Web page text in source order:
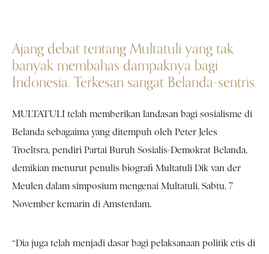
Ajang debat tentang Multatuli yang tak
banyak membahas dampaknya bagi
Indonesia. Terkesan sangat Belanda-sentris.
MULTATULI telah memberikan landasan bagi sosialisme di
Belanda sebagaima yang ditempuh oleh Peter Jeles
Troeltsra, pendiri Partai Buruh Sosialis-Demokrat Belanda,
demikian menurut penulis biografi Multatuli Dik van der
Meulen dalam simposium mengenai Multatuli, Sabtu, 7
November kemarin di Amsterdam.
“Dia juga telah menjadi dasar bagi pelaksanaan politik etis di